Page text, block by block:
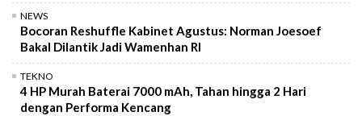
NEWS
Bocoran Reshuffle Kabinet Agustus: Norman Joesoef
Bakal Dilantik Jadi Wamenhan RI
TEKNO
4 HP Murah Baterai 7000 mAh, Tahan hingga 2 Hari
dengan Performa Kencang